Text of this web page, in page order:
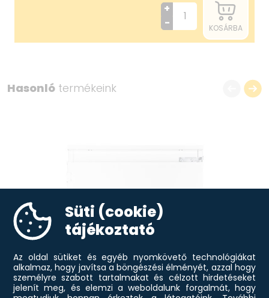
+
-
KOSÁRBA
Hasonló termékeink
Süti (cookie)
tájékoztató
Az oldal sütiket és egyéb nyomkövető technológiákat
alkalmaz, hogy javítsa a böngészési élményét, azzal hogy
személyre szabott tartalmakat és célzott hirdetéseket
jelenít meg, és elemzi a weboldalunk forgalmát, hogy